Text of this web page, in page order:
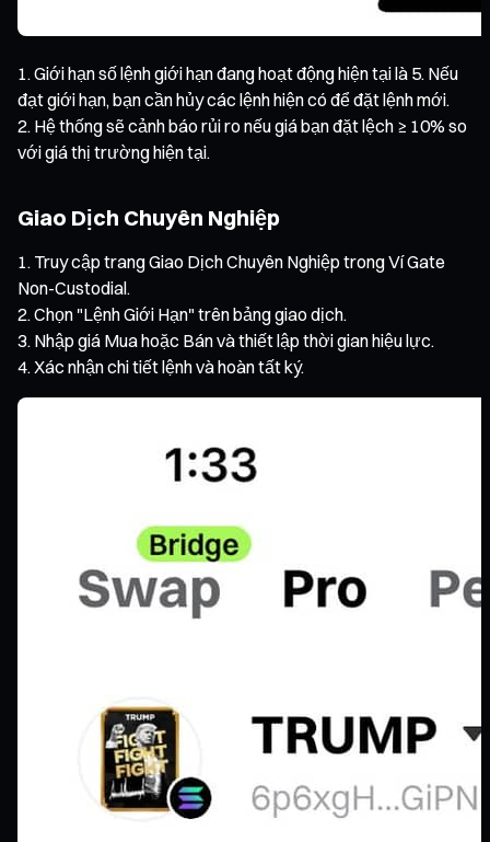
Giới hạn số lệnh giới hạn đang hoạt động hiện tại là 5. Nếu
đạt giới hạn, bạn cần hủy các lệnh hiện có để đặt lệnh mới.
Hệ thống sẽ cảnh báo rủi ro nếu giá bạn đặt lệch ≥ 10% so
với giá thị trường hiện tại.
Giao Dịch Chuyên Nghiệp
Truy cập trang Giao Dịch Chuyên Nghiệp trong Ví Gate
Non-Custodial.
Chọn "Lệnh Giới Hạn" trên bảng giao dịch.
Nhập giá Mua hoặc Bán và thiết lập thời gian hiệu lực.
Xác nhận chi tiết lệnh và hoàn tất ký.